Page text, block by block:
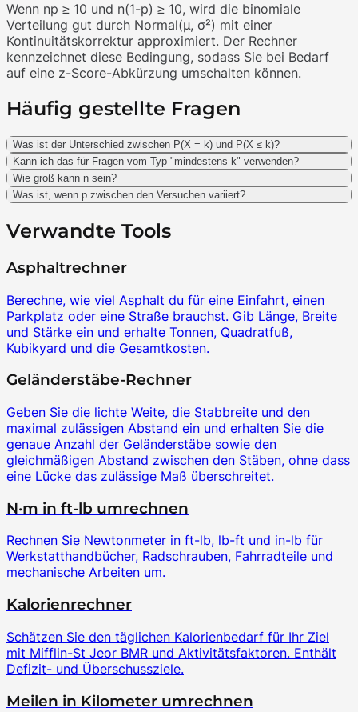
Wenn np ≥ 10 und n(1-p) ≥ 10, wird die binomiale
Verteilung gut durch Normal(μ, σ²) mit einer
Kontinuitätskorrektur approximiert. Der Rechner
kennzeichnet diese Bedingung, sodass Sie bei Bedarf
auf eine z-Score-Abkürzung umschalten können.
Häufig gestellte Fragen
Was ist der Unterschied zwischen P(X = k) und P(X ≤ k)?
Kann ich das für Fragen vom Typ "mindestens k" verwenden?
Wie groß kann n sein?
Was ist, wenn p zwischen den Versuchen variiert?
Verwandte Tools
Asphaltrechner
Berechne, wie viel Asphalt du für eine Einfahrt, einen
Parkplatz oder eine Straße brauchst. Gib Länge, Breite
und Stärke ein und erhalte Tonnen, Quadratfuß,
Kubikyard und die Gesamtkosten.
Geländerstäbe-Rechner
Geben Sie die lichte Weite, die Stabbreite und den
maximal zulässigen Abstand ein und erhalten Sie die
genaue Anzahl der Geländerstäbe sowie den
gleichmäßigen Abstand zwischen den Stäben, ohne dass
eine Lücke das zulässige Maß überschreitet.
N·m in ft-lb umrechnen
Rechnen Sie Newtonmeter in ft-lb, lb-ft und in-lb für
Werkstatthandbücher, Radschrauben, Fahrradteile und
mechanische Arbeiten um.
Kalorienrechner
Schätzen Sie den täglichen Kalorienbedarf für Ihr Ziel
mit Mifflin-St Jeor BMR und Aktivitätsfaktoren. Enthält
Defizit- und Überschussziele.
Meilen in Kilometer umrechnen